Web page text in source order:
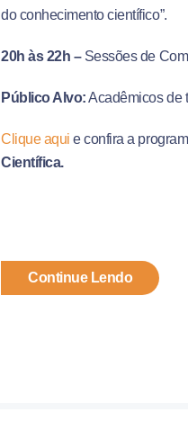
do conhecimento científico”.
20h às 22h –Sessões de
Público Alvo:Acadêmicos de
Clique aqui e confira a
Científica.
Continue Lendo